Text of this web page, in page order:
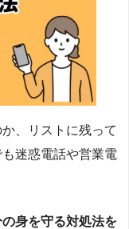
、リストに残って
迷惑電話や営業電
身を守る対処法を